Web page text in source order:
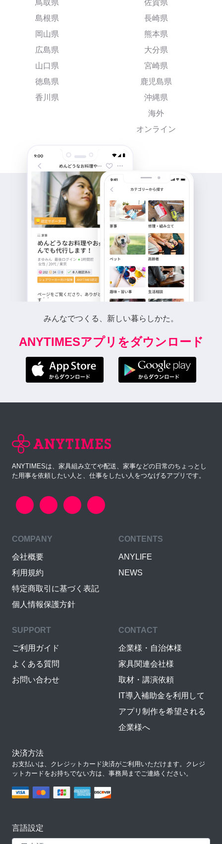
鳥取県
島根県
岡山県
広島県
山口県
徳島県
香川県
佐賀県
長崎県
熊本県
大分県
宮崎県
鹿児島県
沖縄県
海外
オンライン
みんなでつくる、新しい暮らしかた。
ANYTIMESアプリをダウンロード
ANYTIMESは、家具組み立てや配送、家事などの日常のちょっとし
た用事を依頼したい人と、仕事をしたい人をつなげるアプリです。
COMPANY
会社概要
利用規約
特定商取引に基づく表記
個人情報保護方針
CONTENTS
ANYLIFE
NEWS
SUPPORT
ご利用ガイド
よくある質問
お問い合わせ
CONTACT
企業様・自治体様
家具関連会社様
取材・講演依頼
IT導入補助金を利用して
アプリ制作を希望される
企業様へ
決済方法
お支払いは、クレジットカード決済がご利用いただけます。クレジ
ットカードをお持ちでない方は、事務局までご連絡ください。
言語設定